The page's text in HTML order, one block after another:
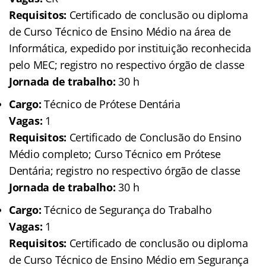
Requisitos: Certificado de conclusão ou diploma
de Curso Técnico de Ensino Médio na área de
Informática, expedido por instituição reconhecida
pelo MEC; registro no respectivo órgão de classe
Jornada de trabalho: 30 h
Cargo: Técnico de Prótese Dentária
Vagas: 1
Requisitos: Certificado de Conclusão do Ensino
Médio completo; Curso Técnico em Prótese
Dentária; registro no respectivo órgão de classe
Jornada de trabalho: 30 h
Cargo: Técnico de Segurança do Trabalho
Vagas: 1
Requisitos: Certificado de conclusão ou diploma
de Curso Técnico de Ensino Médio em Segurança